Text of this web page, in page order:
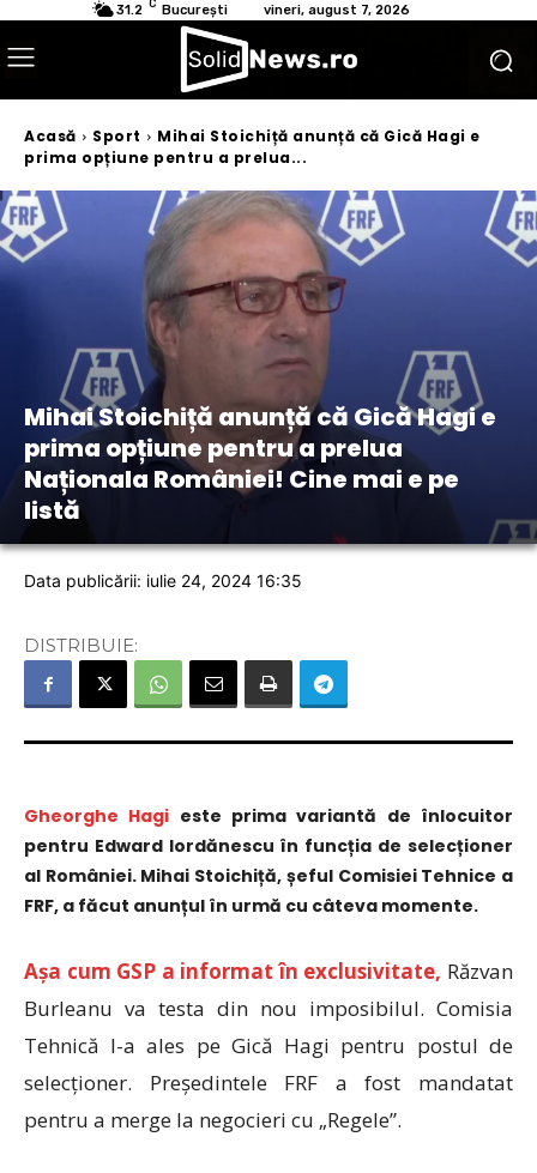
31.2 C București vineri, august 7, 2026
Acasă Sport
Mihai Stoichiță anunță că Gică Hagi e
prima opțiune pentru a prelua...
Mihai Stoichiță anunță că Gică Hagi e
prima opțiune pentru a prelua
Naționala României! Cine mai e pe
listă
Data publicării: iulie 24, 2024 16:35
DISTRIBUIE:
Gheorghe Hagi este prima variantă de înlocuitor
pentru Edward Iordănescu în funcția de selecționer
al României. Mihai Stoichiță, șeful Comisiei Tehnice a
FRF, a făcut anunțul în urmă cu câteva momente.
Așa cum GSP a informat în exclusivitate, Răzvan
Burleanu va testa din nou imposibilul. Comisia
Tehnică l-a ales pe Gică Hagi pentru postul de
selecționer. Președintele FRF a fost mandatat
pentru a merge la negocieri cu „Regele”.